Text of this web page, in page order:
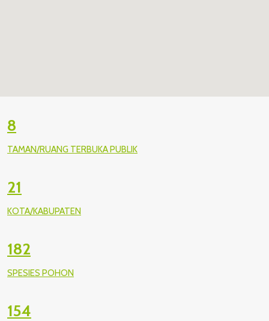
8
TAMAN/RUANG TERBUKA PUBLIK
21
KOTA/KABUPATEN
182
SPESIES POHON
154